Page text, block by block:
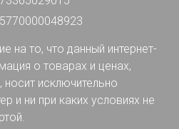
на то, что данный интернет-
о товарах и ценах,
исключительно
и ни при каких условиях не